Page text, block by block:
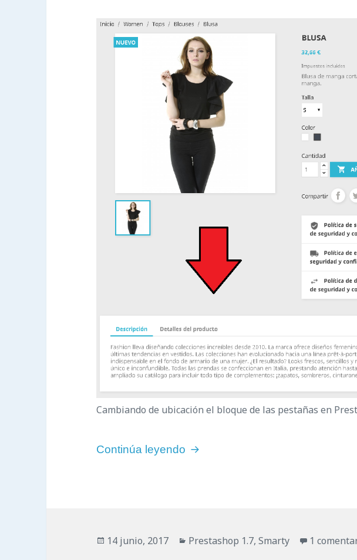
Cambiando de ubicación el bloque de las pestañas en
Continúa leyendo Cambiar ubicación de las
Publicado
14 junio, 2017 Categorías
Prestashop 1.7,Smarty 1